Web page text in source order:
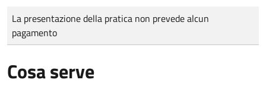
Tipo di pagamento
Importo
La presentazione della pratica non prevede alcun
pagamento
Cosa serve